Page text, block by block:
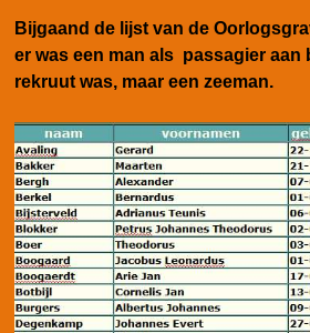
Bijgaand de lijst van de
er was een man als passagier aan
rekruut was, maar een zeeman.